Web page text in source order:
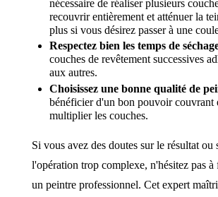
nécessaire de réaliser plusieurs
recouvrir entièrement et atténuer la
plus si vous désirez passer à une
Respectez bien les temps de
couches de revêtement successives
aux autres.
Choisissez une bonne qualité de
bénéficier d'un bon pouvoir couvrant
multiplier les couches.
Si vous avez des doutes sur le résultat ou
l'opération trop complexe, n'hésitez pas à
un peintre professionnel. Cet expert